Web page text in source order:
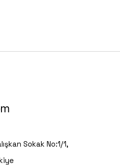
Sokak No:1/1,